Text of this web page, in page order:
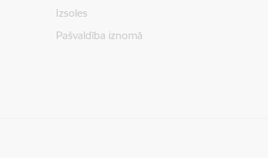
Izsoles
Pašvaldība iznomā